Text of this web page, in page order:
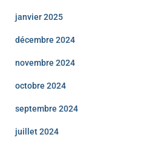
janvier 2025
décembre 2024
novembre 2024
octobre 2024
septembre 2024
juillet 2024